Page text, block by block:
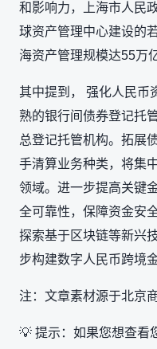
和影响力，上海市人民
球资产管理中心建设的
海资产管理规模达55万
其中提到， 强化人民币
熟的银行间债券登记托
总登记托管机构。拓展
手清算业务种类，将集
领域。进一步提高关键
全可靠性，保障资金安
探索基于区块链等新兴
步构建数字人民币跨境
注：文章素材源于北京
💡 提示：如果您想查看